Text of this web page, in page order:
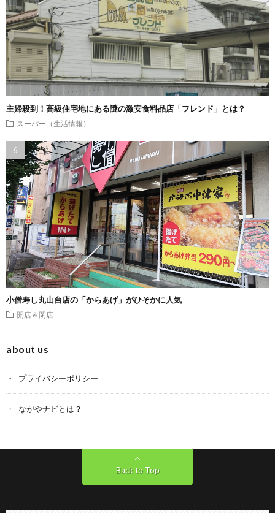
主婦殺到！高級住宅地にある謎の激安食料品店「フレンド」とは？
スーパー（生活情報）
小僧寿し丸山台店の「からあげ」がひそかに人気
開店＆閉店
about us
プライバシーポリシー
ながやナビとは？
Back to Top